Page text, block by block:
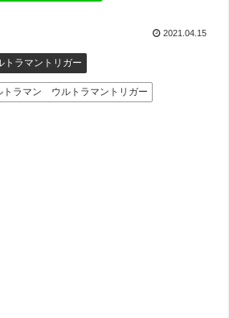
2021.04.15
トラマントリガー
トラマン ウルトラマントリガー